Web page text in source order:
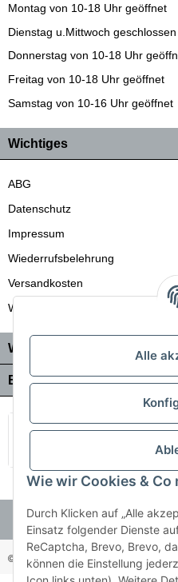
Montag von 10-18 Uhr geöffnet
Dienstag u.Mittwoch geschlossen
Donnerstag von 10-18 Uhr
Freitag von 10-18 Uhr geöffnet
Samstag von 10-16 Uhr geöffnet
Wichtiges
ABG
Datenschutz
Impressum
Wiederrufsbelehrung
Versandkosten
Wir liefern auch in die Schweiz
Wo Sie uns finden
Bezahlung & Versand
© Holzner-Trading GmbH&Co KG
Alle
Wie wir Cookies & Co
Durch Klicken auf „Alle
Einsatz folgender Dienste
ReCaptcha, Brevo, Brevo,
können die Einstellung